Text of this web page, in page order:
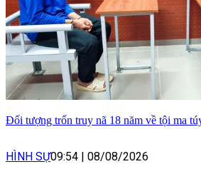
Đối tượng trốn truy nã 18 năm về tội ma
HÌNH SỰ09:54 | 08/08/2026